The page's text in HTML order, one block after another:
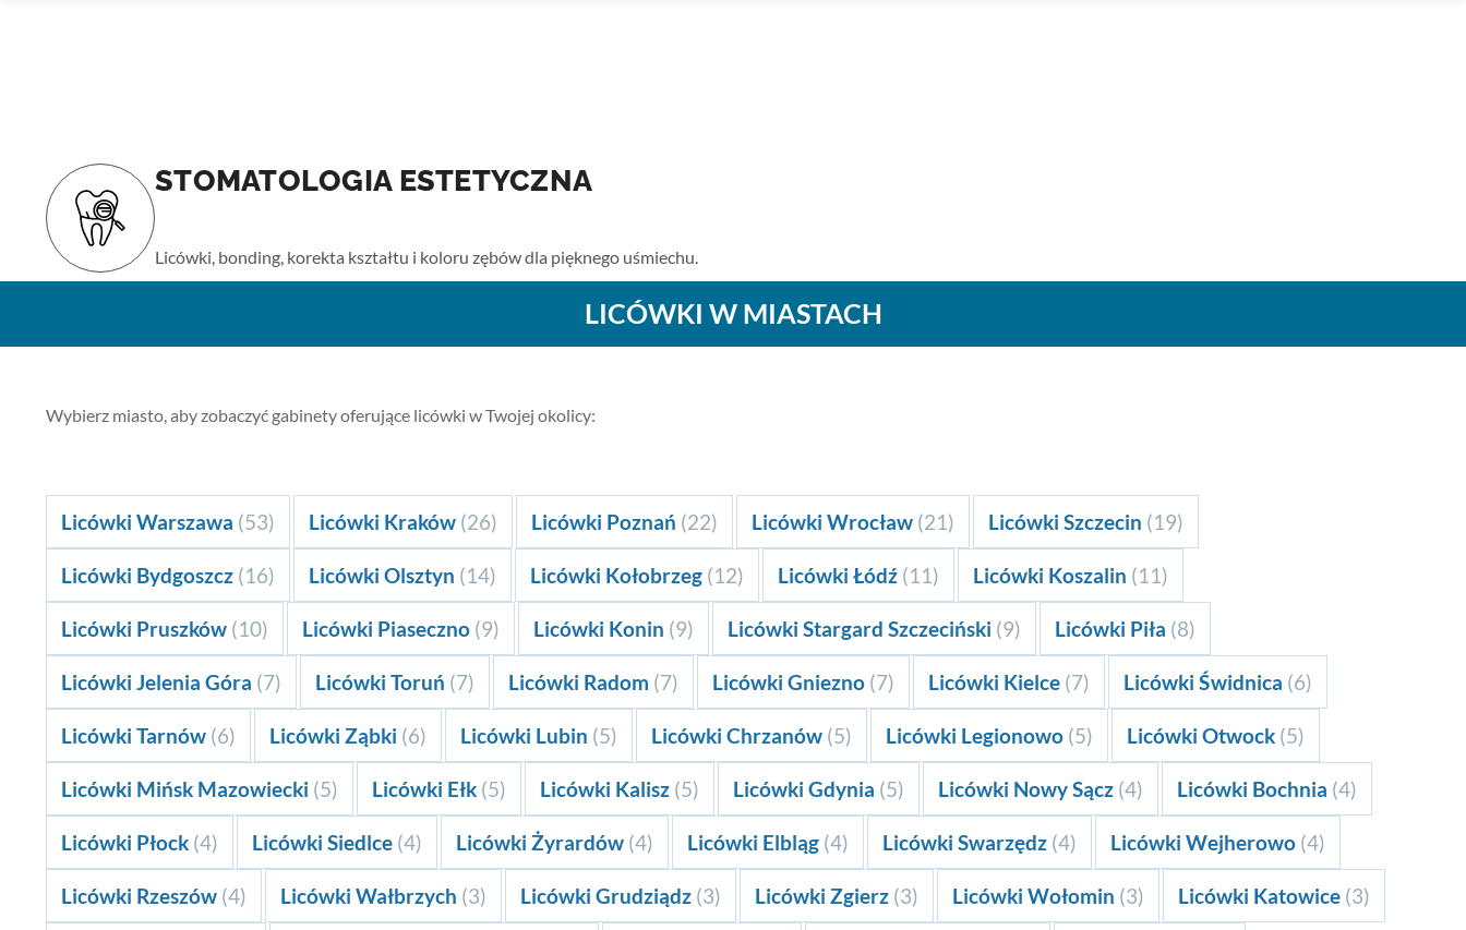
STOMATOLOGIA ESTETYCZNA
Licówki, bonding, korekta kształtu i koloru zębów dla pięknego uśmiechu.
LICÓWKI W MIASTACH
Wybierz miasto, aby zobaczyć gabinety oferujące licówki w Twojej okolicy:
Licówki Warszawa (53) Licówki Kraków (26) Licówki Poznań (22) Licówki Wrocław (21) Licówki Szczecin (19)
Licówki Bydgoszcz (16) Licówki Olsztyn (14) Licówki Kołobrzeg (12) Licówki Łódź (11) Licówki Koszalin (11)
Licówki Pruszków (10) Licówki Piaseczno (9) Licówki Konin (9) Licówki Stargard Szczeciński (9) Licówki Piła (8)
Licówki Jelenia Góra (7) Licówki Toruń (7) Licówki Radom (7) Licówki Gniezno (7) Licówki Kielce (7) Licówki Świdnica (6)
Licówki Tarnów (6) Licówki Ząbki (6) Licówki Lubin (5) Licówki Chrzanów (5) Licówki Legionowo (5) Licówki Otwock (5)
Licówki Mińsk Mazowiecki (5) Licówki Ełk (5) Licówki Kalisz (5) Licówki Gdynia (5) Licówki Nowy Sącz (4) Licówki Bochnia (4)
Licówki Płock (4) Licówki Siedlce (4) Licówki Żyrardów (4) Licówki Elbląg (4) Licówki Swarzędz (4) Licówki Wejherowo (4)
Licówki Rzeszów (4) Licówki Wałbrzych (3) Licówki Grudziądz (3) Licówki Zgierz (3) Licówki Wołomin (3) Licówki Katowice (3)